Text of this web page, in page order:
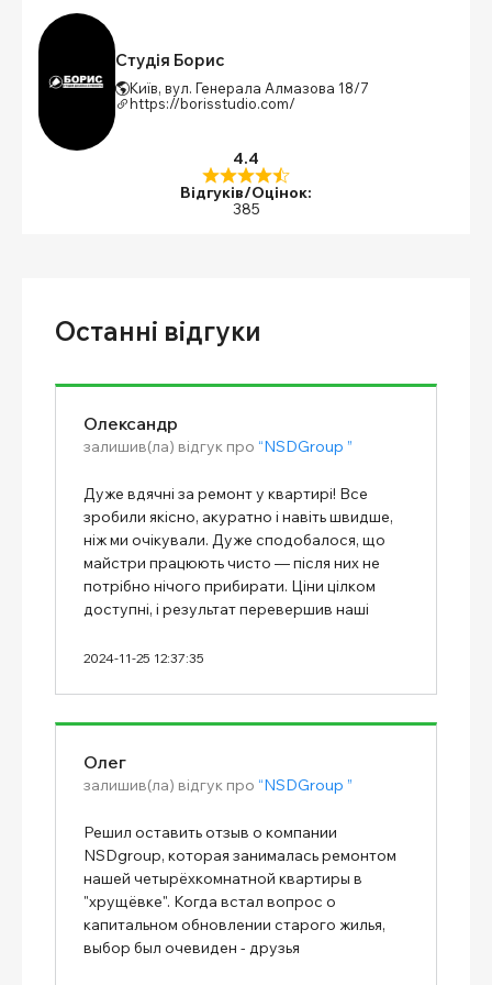
Студія Борис
Київ, вул. Генерала Алмазова 18/7
https://borisstudio.com/
4.4
Відгуків/Оцінок:
385
Останні відгуки
Олександр
залишив(ла) відгук про “NSDGroup ”
Дуже вдячні за ремонт у квартирі! Все
зробили якісно, акуратно і навіть швидше,
ніж ми очікували. Дуже сподобалося, що
майстри працюють чисто — після них не
потрібно нічого прибирати. Ціни цілком
доступні, і результат перевершив наші
затишно й стильно. Рекомендуємо цю
зайвих клопотів!
2024-11-25 12:37:35
Олег
залишив(ла) відгук про “NSDGroup ”
Решил оставить отзыв о компании
NSDgroup, которая занималась ремонтом
нашей четырёхкомнатной квартиры в
"хрущёвке". Когда встал вопрос о
капитальном обновлении старого жилья,
выбор был очевиден - друзья